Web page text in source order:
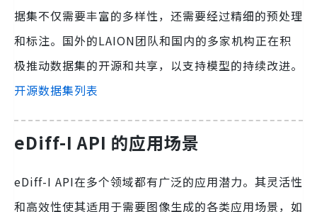
据集不仅需要丰富的多样性，还需要经过精细的预处理
和标注。国外的LAION团队和国内的多家机构正在积
极推动数据集的开源和共享，以支持模型的持续改进。
开源数据集列表
eDiff-I API 的应用场景
eDiff-I API在多个领域都有广泛的应用潜力。其灵活性
和高效性使其适用于需要图像生成的各类应用场景，如